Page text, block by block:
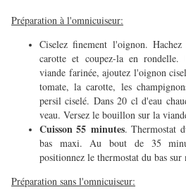
Préparation à l'omnicuiseur:
Ciselez finement l'oignon.
carotte et coupez-la en
viande farinée, ajoutez l'oignon
tomate, la carotte, les
persil ciselé. Dans 20 cl d'eau
veau. Versez le bouillon sur la
Cuisson 55 minutes. Thermostat
bas maxi. Au bout de 35
positionnez le thermostat du bas
Préparation sans l'omnicuiseur: